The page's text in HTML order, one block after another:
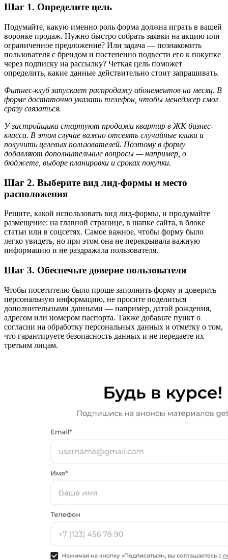
Шаг 1. Определите цель
Подумайте, какую именно роль форма должна играть в вашей
воронке продаж. Нужно быстро собрать заявки на акцию или
ограниченное предложение? Или задача — познакомить
пользователя с брендом и постепенно подвести его к покупке
через подписку на рассылку? Четкая цель поможет
определить, какие данные действительно стоит запрашивать.
Фитнес-клуб запускает распродажу абонементов на месяц. В
форме достаточно указать телефон, чтобы менеджер смог
сразу связаться.
У застройщика стартуют продажи квартир в ЖК бизнес-
класса. В этом случае важно отсеять случайные клики и
получить целевых пользователей. Поэтому в форму
добавляют дополнительные вопросы — например, о
бюджете, выборе планировки и сроках покупки.
Шаг 2. Выберите вид лид-формы и место
расположения
Решите, какой использовать вид лид-формы, и продумайте
размещение: на главной странице, в шапке сайта, в блоке
статьи или в соцсетях. Самое важное, чтобы форму было
легко увидеть, но при этом она не перекрывала важную
информацию и не раздражала пользователя.
Шаг 3. Обеспечьте доверие пользователя
Чтобы посетителю было проще заполнить форму и доверить
персональную информацию, не просите поделиться
дополнительными данными — например, датой рождения,
адресом или номером паспорта. Также добавьте пункт о
согласии на обработку персональных данных и отметку о том,
что гарантируете безопасность данных и не передаете их
третьим лицам.